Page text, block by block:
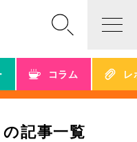
コラム レ
記事一覧